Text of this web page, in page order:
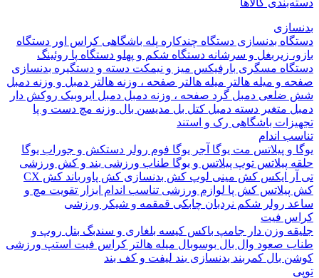
کالاها
بدنسازیدستگاه چندکارهپله باشگاهیکراس اوردستگاه
زیربغل و سرشانه دستگاه شکم و پهلودستگاه پاروئینگ
مسگریبارفیکسمیز و نیمکتدسته و دستگیره بدنسازی
و میله هالتر میله هالتر صفحه ، وزنه هالتر دمبل و وزنه دمبل
دمبل گرد صفحه ، وزنه دمبل دمبل ایروبیک روکش دار
متغیردسته دمبل کتل بلمدیسن بالوزنه مچ دست و پا
باشگاهیرک و استند
اندام
و پیلاتسمت یوگاآجر یوگا فوم رولر دستکش و جوراب یوگا
پیلاتستوپ پیلاتس و یوگاطناب ورزشی بند و کش ورزشی
ایکس کش مینی لوپ کش بدنسازیکش پاورباندکش CX
کش پالوازم ورزشی تناسب اندام ابزار تقویت مچ و
رولر شکم نردبان چابکیقمقمه و شیکر ورزشی
فیت
وزن دارجامپ باکسکیسه بلغاری و سندبگبتل روپ و
صعودوال بال بوسوبالمیله هالتر کراس فیت استپ ورزشی
بالکمربند بدنسازیبند لیفت و کف بند